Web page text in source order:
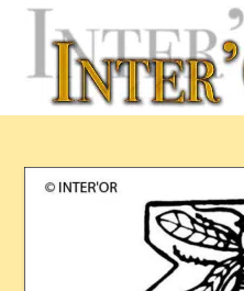
Skip
content